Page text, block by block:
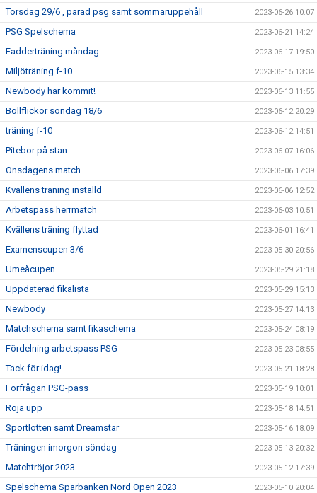
Torsdag 29/6 , parad psg samt sommaruppehåll 2023-06-26 10:07
PSG Spelschema 2023-06-21 14:24
Fadderträning måndag 2023-06-17 19:50
Miljöträning f-10 2023-06-15 13:34
Newbody har kommit! 2023-06-13 11:55
Bollflickor söndag 18/6 2023-06-12 20:29
träning f-10 2023-06-12 14:51
Pitebor på stan 2023-06-07 16:06
Onsdagens match 2023-06-06 17:39
Kvällens träning inställd 2023-06-06 12:52
Arbetspass herrmatch 2023-06-03 10:51
Kvällens träning flyttad 2023-06-01 16:41
Examenscupen 3/6 2023-05-30 20:56
Umeåcupen 2023-05-29 21:18
Uppdaterad fikalista 2023-05-29 15:13
Newbody 2023-05-27 14:13
Matchschema samt fikaschema 2023-05-24 08:19
Fördelning arbetspass PSG 2023-05-23 08:55
Tack för idag! 2023-05-21 18:28
Förfrågan PSG-pass 2023-05-19 10:01
Röja upp 2023-05-18 14:51
Sportlotten samt Dreamstar 2023-05-16 18:09
Träningen imorgon söndag 2023-05-13 20:32
Matchtröjor 2023 2023-05-12 17:39
Spelschema Sparbanken Nord Open 2023 2023-05-10 20:04